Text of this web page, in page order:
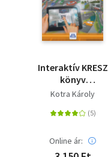
Interaktív KRESZ
könyv
személygépkocsi-
Kotra Károly
Online ár: